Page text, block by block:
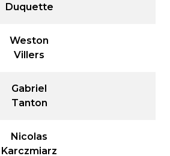
Duquette
Weston
Villers
Gabriel
Tanton
Nicolas
Karczmiarz